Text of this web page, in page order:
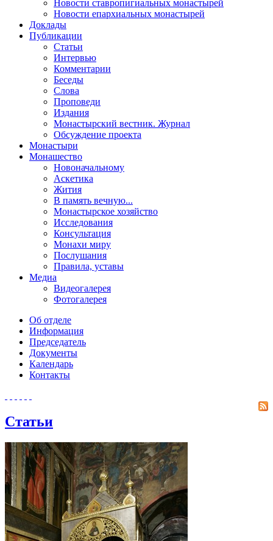
Новости ставропигиальных монастырей
Новости епархиальных монастырей
Доклады
Публикации
Статьи
Интервью
Комментарии
Беседы
Слова
Проповеди
Издания
Монастырский вестник. Журнал
Обсуждение проекта
Монастыри
Монашество
Новоначальному
Аскетика
Жития
В память вечную...
Монастырское хозяйство
Исследования
Консультация
Монахи миру
Послушания
Правила, уставы
Медиа
Видеогалерея
Фотогалерея
Об отделе
Информация
Председатель
Документы
Календарь
Контакты
Статьи